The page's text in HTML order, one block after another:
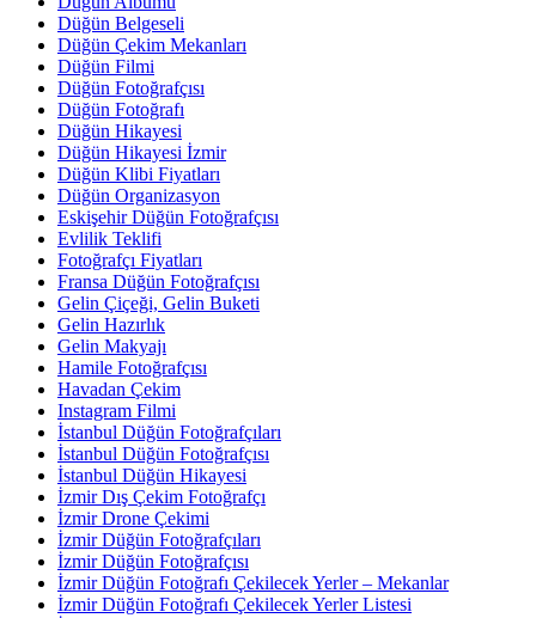
Düğün Belgeseli
Düğün Çekim Mekanları
Düğün Filmi
Düğün Fotoğrafçısı
Düğün Fotoğrafı
Düğün Hikayesi
Düğün Hikayesi İzmir
Düğün Klibi Fiyatları
Düğün Organizasyon
Eskişehir Düğün Fotoğrafçısı
Evlilik Teklifi
Fotoğrafçı Fiyatları
Fransa Düğün Fotoğrafçısı
Gelin Çiçeği, Gelin Buketi
Gelin Hazırlık
Gelin Makyajı
Hamile Fotoğrafçısı
Havadan Çekim
Instagram Filmi
İstanbul Düğün Fotoğrafçıları
İstanbul Düğün Fotoğrafçısı
İstanbul Düğün Hikayesi
İzmir Dış Çekim Fotoğrafçı
İzmir Drone Çekimi
İzmir Düğün Fotoğrafçıları
İzmir Düğün Fotoğrafçısı
İzmir Düğün Fotoğrafı Çekilecek Yerler – Mekanlar
İzmir Düğün Fotoğrafı Çekilecek Yerler Listesi